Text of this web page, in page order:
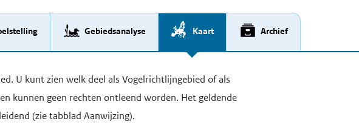
Gebiedsanalyse Kaart Archief
U kunt zien welk deel als Vogelrichtlijngebied of als
kunnen geen rechten ontleend worden. Het geldende
(zie tabblad Aanwijzing).